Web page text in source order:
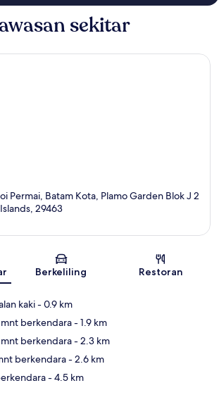
sekitar
Permai, Batam Kota, Plamo Garden Blok J 2
29463
Berkeliling Restoran
kaki- 0.9 km
berkendara- 1.9 km
berkendara- 2.3 km
berkendara- 2.6 km
- 4.5 km